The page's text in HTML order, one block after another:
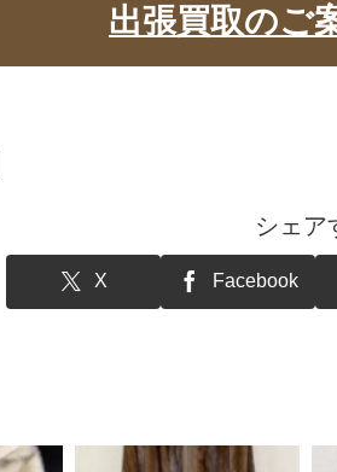
出張買取のご
シェア
X Facebook